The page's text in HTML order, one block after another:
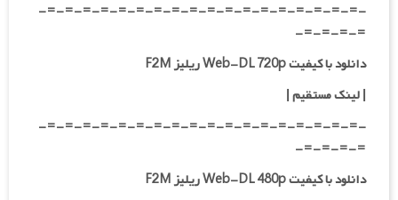
-=-=-=-=-=-=-=-=-=-=-=-=-=-=-=-=-=-=-
=-=-=-=-
دانلود با کیفیت Web-DL 720p ریلیز F2M
|لینک مستقیم|
-=-=-=-=-=-=-=-=-=-=-=-=-=-=-=-=-=-=-
=-=-=-=-
دانلود با کیفیت Web-DL 480p ریلیز F2M